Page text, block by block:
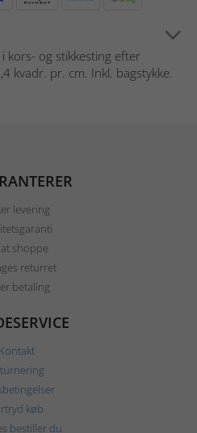
kors- og stikkesting efter
kvadr. pr. cm. Inkl. bagstykke.
levering
shoppe
returret
betaling
Kontakt
køb
bestiller du